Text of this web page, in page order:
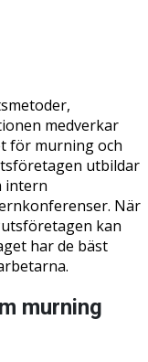
medverkar
för murning och
utbildar
intern
När
kan
har de bäst
murning